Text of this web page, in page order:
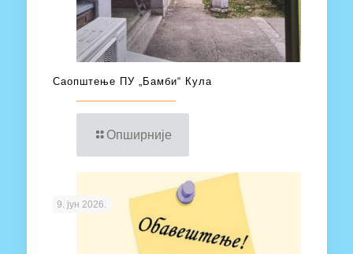
Саопштење ПУ „Бамби“ Кула
Опширније
9. јун 2026.